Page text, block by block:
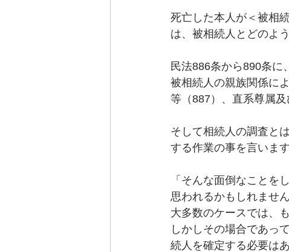
エンディングノート 離婚協議書
死亡した本人が＜被相
は、被相続人とどのよ
民法886条から890条に
被相続人の親族関係に
等（887）、直系尊属
そして相続人の調査と
する作業の事を言います
「そんな面倒なことを
思われるかもしれません
大多数のケースでは、
しかしその場合であっ
続人を確定する必要はあ